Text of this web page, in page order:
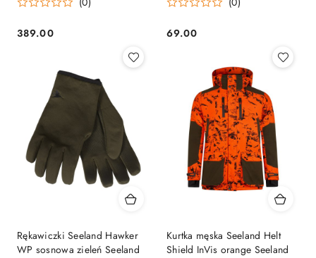
Cena:
389.00 Cena:
69.00
Rękawiczki Seeland Hawker
WP sosnowa zieleń Seeland
Kurtka męska Seeland Helt
Shield InVis orange Seeland